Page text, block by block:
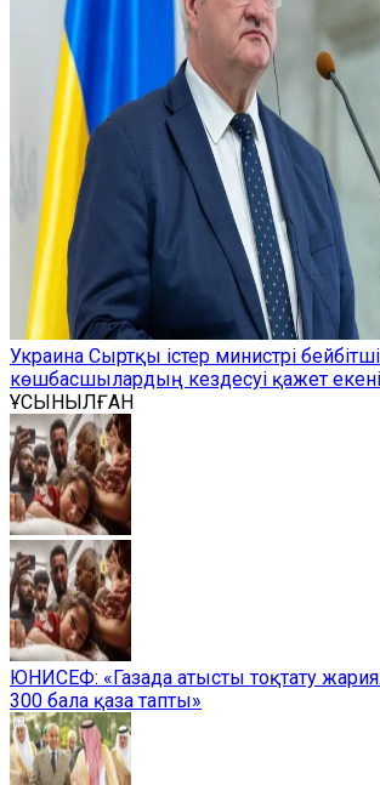
Украина Сыртқы істер министрі
көшбасшылардың кездесуі қажет
ҰСЫНЫЛҒАН
ЮНИСЕФ: «Газада атысты тоқтату
300 бала қаза тапты»